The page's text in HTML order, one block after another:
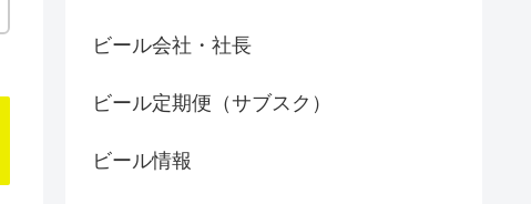
ビール会社・社長
ビール定期便（サブスク）
ビール情報